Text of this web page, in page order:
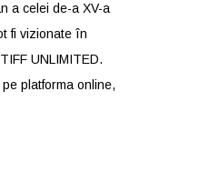
a celei de-a XV-a
fi vizionate în
UNLIMITED.
platforma online,